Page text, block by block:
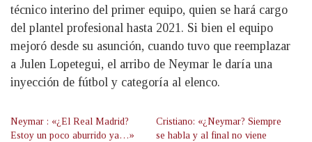
técnico interino del primer equipo, quien se hará cargo
del plantel profesional hasta 2021. Si bien el equipo
mejoró desde su asunción, cuando tuvo que reemplazar
a Julen Lopetegui, el arribo de Neymar le daría una
inyección de fútbol y categoría al elenco.
Neymar : «¿El Real Madrid?
Estoy un poco aburrido ya…»
Cristiano: «¿Neymar? Siempre
se habla y al final no viene